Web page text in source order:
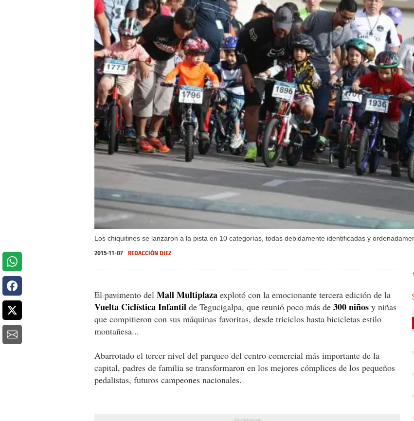
Los chiquitines se lanzaron a la pista en 10 categorías, todas debidamente identificadas y
2015-11-07 REDACCIÓN DIEZ
El pavimento del Mall Multiplaza explotó con la emocionante tercera edición de la
Vuelta Ciclística Infantil de Tegucigalpa, que reunió poco más de 300 niños y niñas
que compitieron con sus máquinas favoritas, desde triciclos hasta bicicletas estilo
montañesa...
Abarrotado el tercer nivel del parqueo del centro comercial más importante de la
capital, padres de familia se transformaron en los mejores cómplices de los pequeños
pedalistas, futuros campeones nacionales.